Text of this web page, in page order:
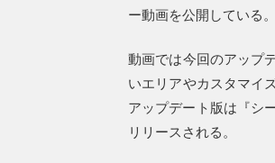
ー動画を公開している。
動画では今回のアップ
いエリアやカスタマイ
アップデート版は『シ
リリースされる。